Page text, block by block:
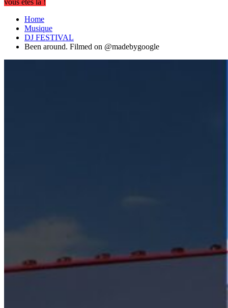
vous êtes la !
Home
Musique
DJ FESTIVAL
Been around. Filmed on ​⁠@madebygoogle